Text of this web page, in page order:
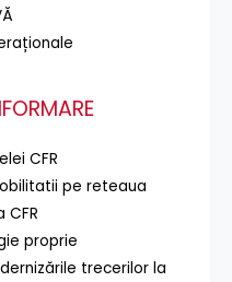
CFR
pe reteaua
CFR
proprie
trecerilor la